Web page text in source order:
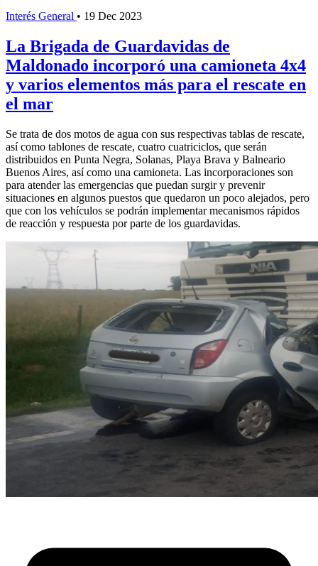
Interés General • 19 Dec 2023
La Brigada de Guardavidas de
Maldonado incorporó una camioneta 4x4
y varios elementos más para el rescate en
el mar
Se trata de dos motos de agua con sus respectivas tablas de rescate,
así como tablones de rescate, cuatro cuatriciclos, que serán
distribuidos en Punta Negra, Solanas, Playa Brava y Balneario
Buenos Aires, así como una camioneta. Las incorporaciones son
para atender las emergencias que puedan surgir y prevenir
situaciones en algunos puestos que quedaron un poco alejados, pero
que con los vehículos se podrán implementar mecanismos rápidos
de reacción y respuesta por parte de los guardavidas.